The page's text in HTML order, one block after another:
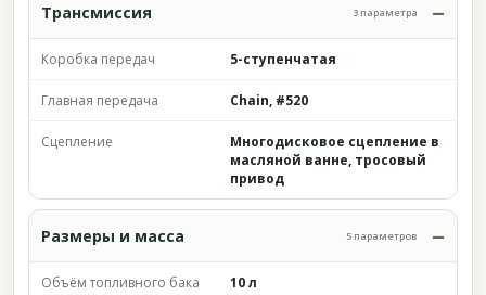
Трансмиссия 3 параметра
Коробка передач 5-ступенчатая
Главная передача Chain, #520
Сцепление
Многодисковое сцепление в
масляной ванне, тросовый
привод
Размеры и масса 5 параметров
Объём топливного бака 10 л